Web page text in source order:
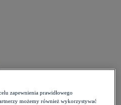
zapewnienia prawidłowego
możemy również wykorzystywać